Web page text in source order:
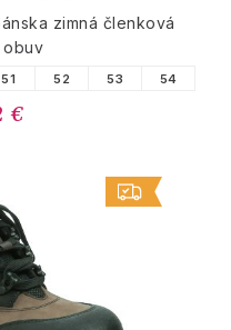
zimná členková
obuv
51 52 53 54
€